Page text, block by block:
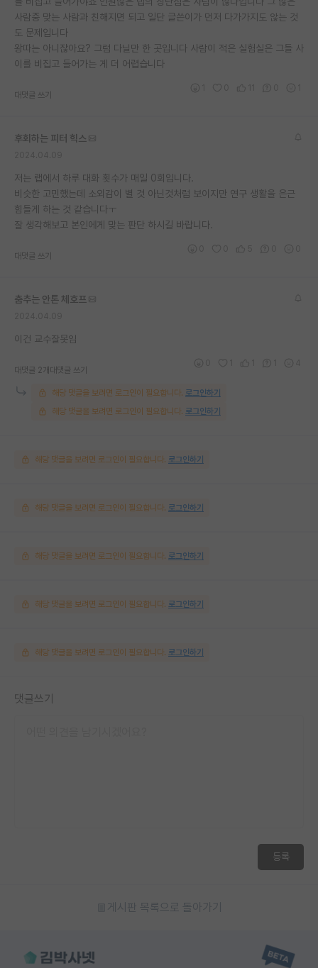
사람중 맞는 사람과 친해지면 되고 일단 글쓴이가 먼저 다가가지도 않는 것
도 문제입니다
왕따는 아니잖아요? 그럼 다닐만 한 곳입니다 사람이 적은 실험실은 그들 사
이를 비집고 들어가는 게 더 어렵습니다
대댓글 쓰기
후회하는 피터 힉스
저는 랩에서 하루 대화 횟수가 매일 0회입니다.
비슷한 고민했는데 소외감이 별 것 아닌것처럼 보이지만 연구 생활을 은근
힘들게 하는 것 같습니다ㅜ
잘 생각해보고 본인에게 맞는 판단 하시길 바랍니다.
대댓글 쓰기
춤추는 안톤 체호프
이건 교수잘못임
대댓글 2개 대댓글 쓰기
해당 댓글을 보려면 로그인이 필요합니다. 로그인하기
해당 댓글을 보려면 로그인이 필요합니다. 로그인하기
해당 댓글을 보려면 로그인이 필요합니다. 로그인하기
해당 댓글을 보려면 로그인이 필요합니다. 로그인하기
해당 댓글을 보려면 로그인이 필요합니다. 로그인하기
해당 댓글을 보려면 로그인이 필요합니다. 로그인하기
해당 댓글을 보려면 로그인이 필요합니다. 로그인하기
댓글쓰기
등록
게시판 목록으로 돌아가기